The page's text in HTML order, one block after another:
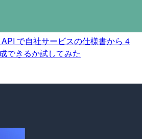
で自社サービスの仕様書から 4
できるか試してみた